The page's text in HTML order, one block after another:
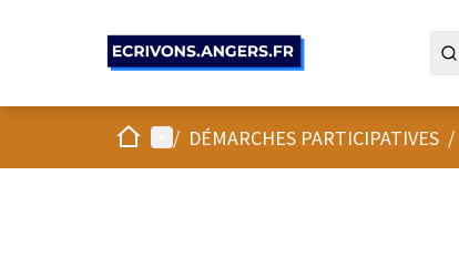
AccueilMenu principal
/ DÉMARCHES PARTICIPATIVES /